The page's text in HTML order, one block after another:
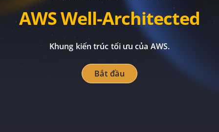
AWS Well-Architected
Khung kiến trúc tối ưu của AWS.
Bắt đầu